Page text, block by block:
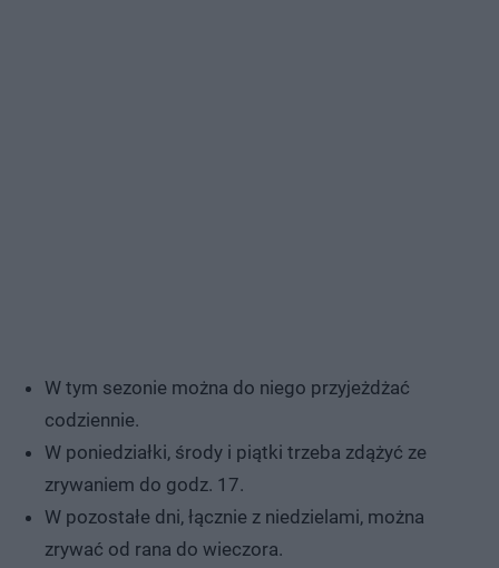
W tym sezonie można do niego przyjeżdżać
codziennie.
W poniedziałki, środy i piątki trzeba zdążyć ze
zrywaniem do godz. 17.
W pozostałe dni, łącznie z niedzielami, można
zrywać od rana do wieczora.